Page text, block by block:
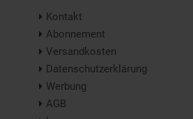
Kontakt
Abonnement
Versandkosten
Datenschutzerklärung
Werbung
AGB